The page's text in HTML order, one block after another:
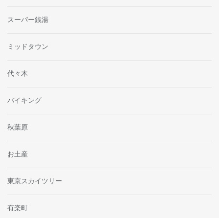
スーパー銭湯
ミッドタウン
代々木
バイキング
秋葉原
お土産
東京スカイツリー
有楽町